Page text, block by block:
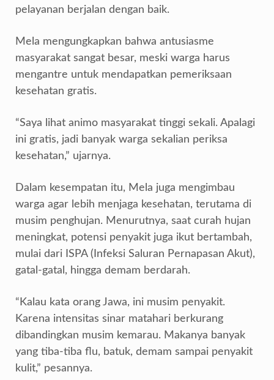
pelayanan berjalan dengan baik.
Mela mengungkapkan bahwa antusiasme
masyarakat sangat besar, meski warga harus
mengantre untuk mendapatkan pemeriksaan
kesehatan gratis.
“Saya lihat animo masyarakat tinggi sekali. Apalagi
ini gratis, jadi banyak warga sekalian periksa
kesehatan,” ujarnya.
Dalam kesempatan itu, Mela juga mengimbau
warga agar lebih menjaga kesehatan, terutama di
musim penghujan. Menurutnya, saat curah hujan
meningkat, potensi penyakit juga ikut bertambah,
mulai dari ISPA (Infeksi Saluran Pernapasan Akut),
gatal-gatal, hingga demam berdarah.
“Kalau kata orang Jawa, ini musim penyakit.
Karena intensitas sinar matahari berkurang
dibandingkan musim kemarau. Makanya banyak
yang tiba-tiba flu, batuk, demam sampai penyakit
kulit,” pesannya.